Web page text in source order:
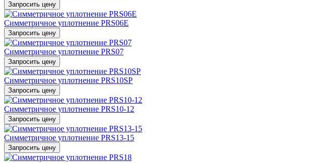
Запросить цену
Симметричное уплотнение PRS06E
Запросить цену
Симметричное уплотнение PRS07
Запросить цену
Симметричное уплотнение PRS10SP
Запросить цену
Симметричное уплотнение PRS10-12
Запросить цену
Симметричное уплотнение PRS13-15
Запросить цену